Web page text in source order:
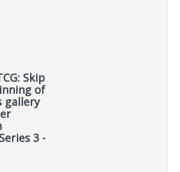
Skip
of
gallery
3 -